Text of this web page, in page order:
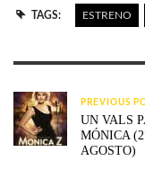
TAGS: ESTRENO
PREVIOUS
UN VALS
MÓNICA
AGOSTO)